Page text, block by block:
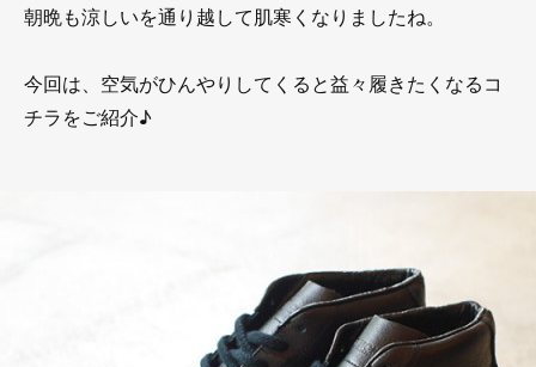
朝晩も涼しいを通り越して肌寒くなりましたね。
今回は、空気がひんやりしてくると益々履きたくなるコ
チラをご紹介♪